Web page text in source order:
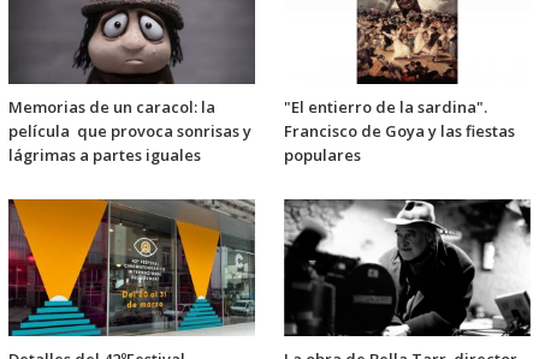
Memorias de un caracol: la
película que provoca sonrisas y
lágrimas a partes iguales
"El entierro de la sardina".
Francisco de Goya y las fiestas
populares